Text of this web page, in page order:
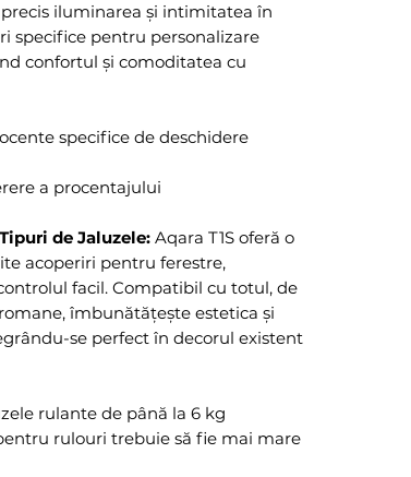
iluminarea și intimitatea în
specifice pentru personalizare
confortul și comoditatea cu
specifice de deschidere
a procentajului
de Jaluzele: Aqara T1S oferă o
acoperiri pentru ferestre,
facil. Compatibil cu totul, de
îmbunătățește estetica și
se perfect în decorul existent
rulante de până la 6 kg
rulouri trebuie să fie mai mare